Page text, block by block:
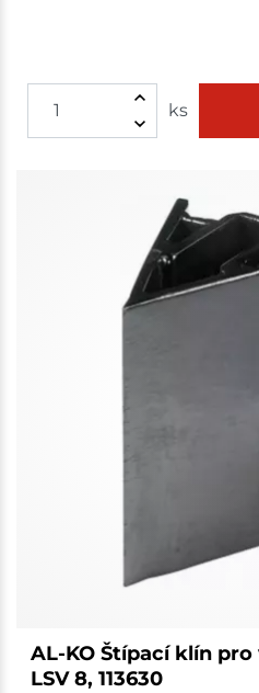
ks
AL-KO Štípací klín
LSV 8, 113630